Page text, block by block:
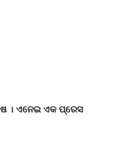
। ଏନେଇ ଏକ ପ୍ରେସ